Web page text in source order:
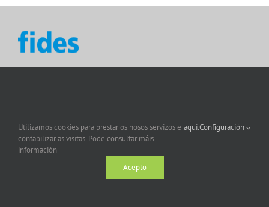
Utilizamos cookies para prestar os nosos servizos e
contabilizar as visitas. Pode consultar máis
información
aquí.Configuración
Acepto